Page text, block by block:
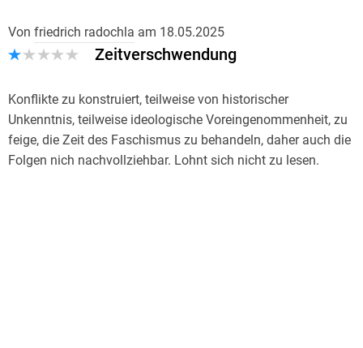
Von friedrich radochla am 18.05.2025
Zeitverschwendung
Konflikte zu konstruiert, teilweise von historischer
Unkenntnis, teilweise ideologische Voreingenommenheit, zu
feige, die Zeit des Faschismus zu behandeln, daher auch die
Folgen nich nachvollziehbar. Lohnt sich nicht zu lesen.